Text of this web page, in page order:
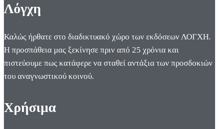
Λόγχη
Καλώς ήρθατε στο διαδικτυακό χώρο των εκδόσεων ΛΟΓΧΗ.
Η προσπάθεια μας ξεκίνησε πριν από 25 χρόνια και
πιστεύουμε πως κατάφερε να σταθεί αντάξια των προσδοκιών
του αναγνωστικού κοινού.
Χρήσιμα